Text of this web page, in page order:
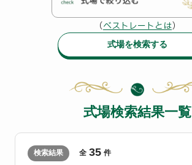
（ベストレートとは）
式場を検索する
式場検索結果一覧
検索結果 全 35 件